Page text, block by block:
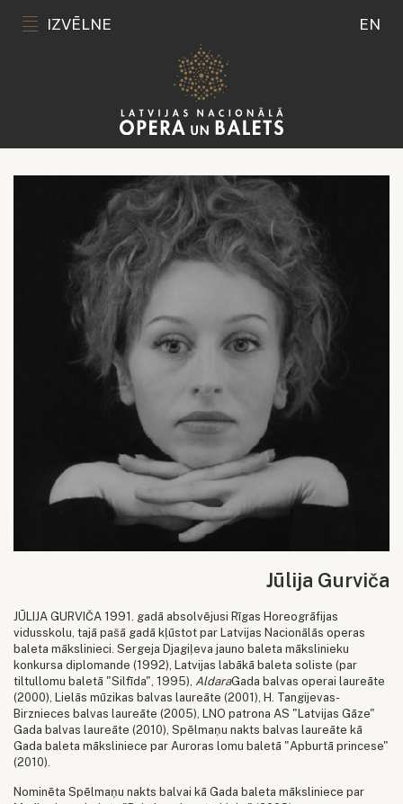
IZVĒLNE EN
Jūlija Gurviča
JŪLIJA GURVIČA 1991. gadā absolvējusi Rīgas Horeogrāfijas
vidusskolu, tajā pašā gadā kļūstot par Latvijas Nacionālās operas
baleta mākslinieci. Sergeja Djagiļeva jauno baleta mākslinieku
konkursa diplomande (1992), Latvijas labākā baleta soliste (par
tiltullomu baletā "Silfīda", 1995), AldaraGada balvas operai laureāte
(2000), Lielās mūzikas balvas laureāte (2001), H. Tangijevas-
Birznieces balvas laureāte (2005), LNO patrona AS "Latvijas Gāze"
Gada balvas laureāte (2010), Spēlmaņu nakts balvas laureāte kā
Gada baleta māksliniece par Auroras lomu baletā "Apburtā princese"
(2010).
Nominēta Spēlmaņu nakts balvai kā Gada baleta māksliniece par